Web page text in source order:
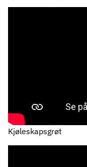
Kjøleskapsgrøt